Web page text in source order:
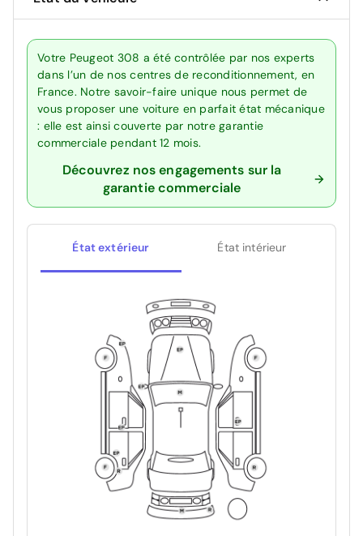
Votre Peugeot 308 a été contrôlée par nos experts
dans l’un de nos centres de reconditionnement, en
France. Notre savoir-faire unique nous permet de
vous proposer une voiture en parfait état mécanique
: elle est ainsi couverte par notre garantie
commerciale pendant 12 mois.
Découvrez nos engagements sur la
garantie commerciale
État extérieur État intérieur